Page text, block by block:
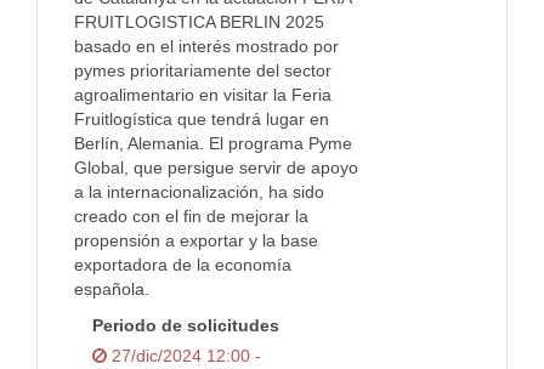
FRUITLOGISTICA BERLIN 2025
basado en el interés mostrado por
pymes prioritariamente del sector
agroalimentario en visitar la Feria
Fruitlogística que tendrá lugar en
Berlín, Alemania. El programa Pyme
Global, que persigue servir de apoyo
a la internacionalización, ha sido
creado con el fin de mejorar la
propensión a exportar y la base
exportadora de la economía
española.
Periodo de solicitudes
27/dic/2024 12:00 -